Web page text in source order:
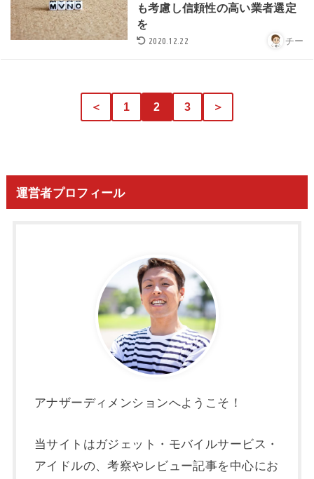
も考慮し信頼性の高い業者選定
を
2020.12.22 チー
＜ 1 2 3 ＞
運営者プロフィール
アナザーディメンションへようこそ！
当サイトはガジェット・モバイルサービス・
アイドルの、考察やレビュー記事を中心にお